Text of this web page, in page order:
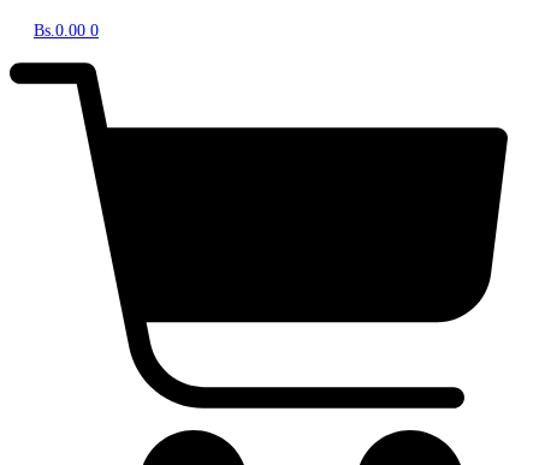
Bs.0.00 0